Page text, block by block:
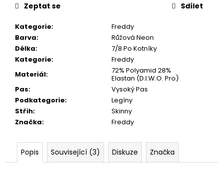
Kategorie:
Freddy
Barva:
Růžová Neon
Délka:
7/8 Po Kotníky
Kategorie:
Freddy
Materiál:
72% Polyamid 28%
Elastan (D.I.W.O. Pro)
Pas:
Vysoký Pas
Podkategorie:
Legíny
Střih:
Skinny
Značka: Freddy
Zeptat se Sdílet
Popis Související (3) Diskuze Značka